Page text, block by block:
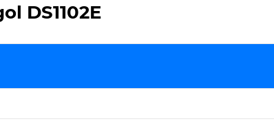
DS1102E